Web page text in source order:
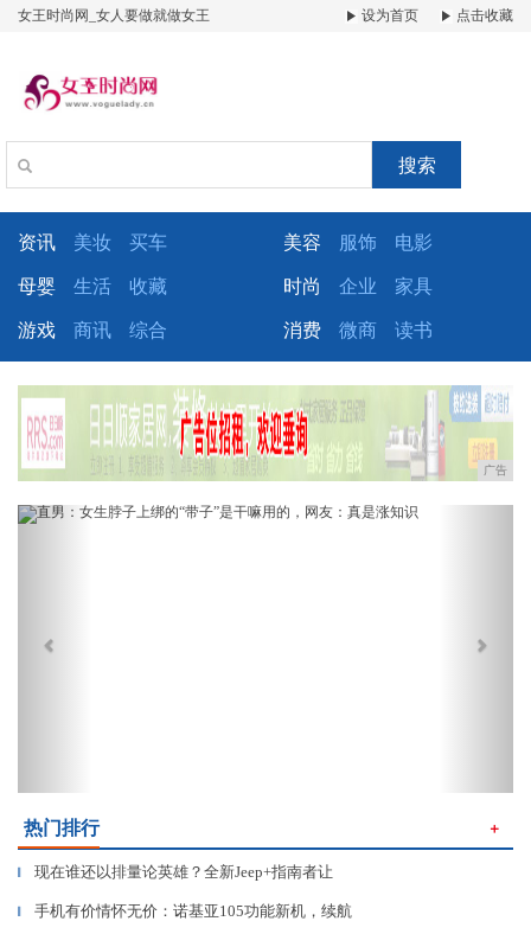
女王时尚网_女人要做就做女王 设为首页 点击收藏
搜索
资讯 美妆 买车 美容 服饰 电影
母婴 生活 收藏 时尚 企业 家具
游戏 商讯 综合 消费 微商 读书
广告
Previous
热门排行 ＋
▎ 现在谁还以排量论英雄？全新Jeep+指南者让
▎ 手机有价情怀无价：诺基亚105功能新机，续航